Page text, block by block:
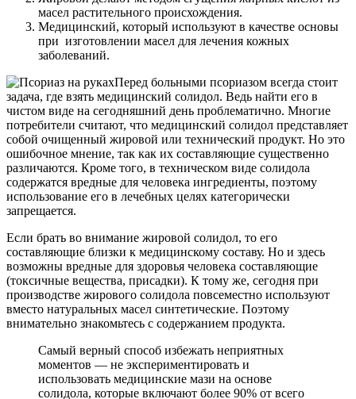
масел растительного происхождения.
Медицинский, который используют в качестве основы
при изготовлении масел для лечения кожных
заболеваний.
Перед больными псориазом всегда стоит
задача, где взять медицинский солидол. Ведь найти его в
чистом виде на сегодняшний день проблематично. Многие
потребители считают, что медицинский солидол представляет
собой очищенный жировой или технический продукт. Но это
ошибочное мнение, так как их составляющие существенно
различаются. Кроме того, в техническом виде солидола
содержатся вредные для человека ингредиенты, поэтому
использование его в лечебных целях категорически
запрещается.
Если брать во внимание жировой солидол, то его
составляющие близки к медицинскому составу. Но и здесь
возможны вредные для здоровья человека составляющие
(токсичные вещества, присадки). К тому же, сегодня при
производстве жирового солидола повсеместно используют
вместо натуральных масел синтетические. Поэтому
внимательно знакомьтесь с содержанием продукта.
Самый верный способ избежать неприятных
моментов — не экспериментировать и
использовать медицинские мази на основе
солидола, которые включают более 90% от всего